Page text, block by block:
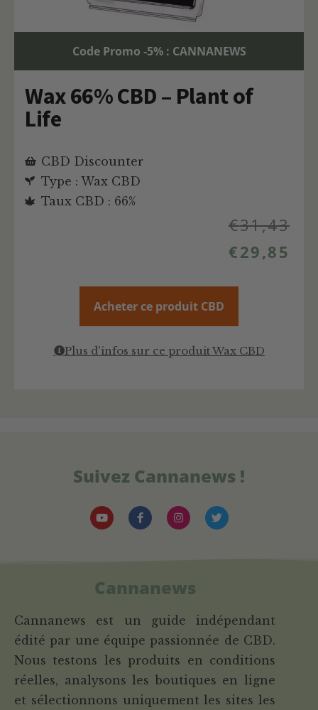
Code Promo -5% : CANNANEWS
Wax 66% CBD – Plant of
Life
CBD Discounter
Type : Wax CBD
Taux CBD : 66%
€31,43
€29,85
Acheter ce produit CBD
Plus d'infos sur ce produit Wax CBD
Suivez Cannanews !
Cannanews
Cannanews est un guide indépendant
édité par une équipe passionnée de CBD.
Nous testons les produits en conditions
réelles, analysons les boutiques en ligne
et sélectionnons uniquement les sites les